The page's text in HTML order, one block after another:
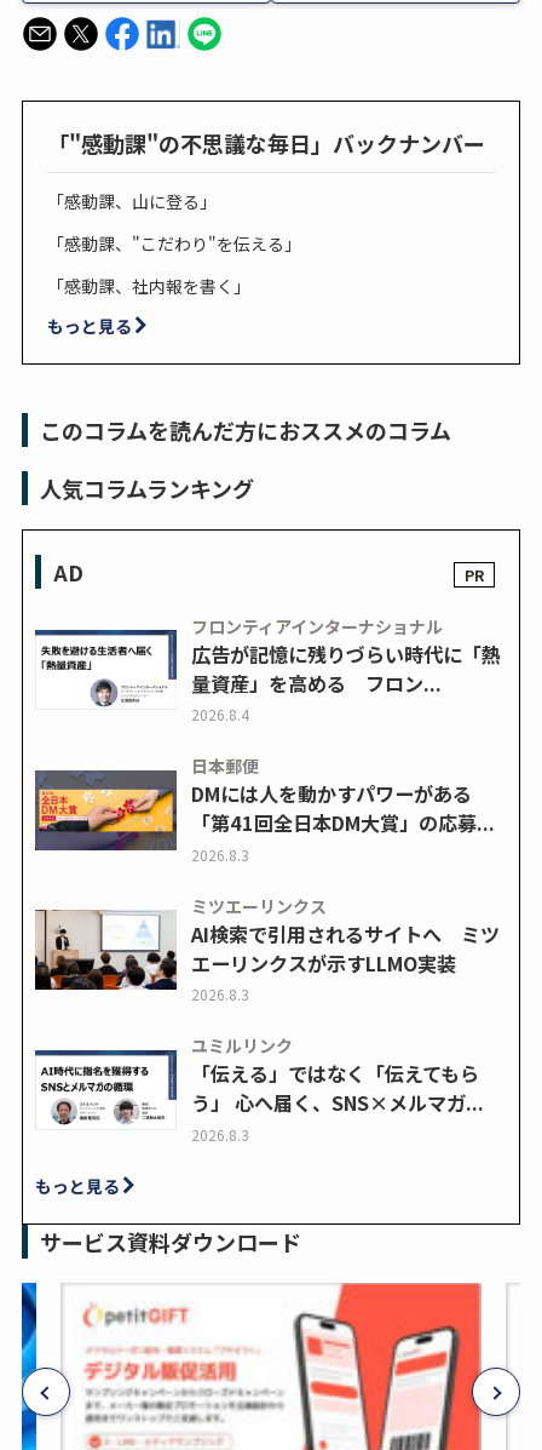
「"感動課"の不思議な毎日」バックナンバー
「感動課、山に登る」
「感動課、"こだわり"を伝える」
「感動課、社内報を書く」
もっと見る
このコラムを読んだ方におススメのコラム
人気コラムランキング
AD
フロンティアインターナショナル
広告が記憶に残りづらい時代に「熱
量資産」を高める フロン...
2026.8.4
日本郵便
DMには人を動かすパワーがある
「第41回全日本DM大賞」の応募...
2026.8.3
ミツエーリンクス
AI検索で引用されるサイトへ ミツ
エーリンクスが示すLLMO実装
2026.8.3
ユミルリンク
「伝える」ではなく「伝えてもら
う」 心へ届く、SNS×メルマガ...
2026.8.3
もっと見る
サービス資料ダウンロード